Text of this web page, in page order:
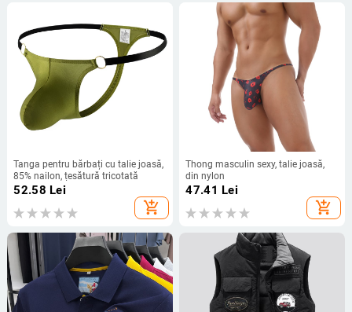
Tanga pentru bărbați cu talie joasă,
85% nailon, țesătură tricotată
52.58 Lei
add_shopping_cart
Thong masculin sexy, talie joasă,
din nylon
47.41 Lei
add_shopping_cart